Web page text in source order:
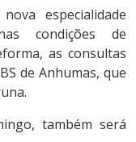
especialidade
condições de
as consultas
de Anhumas, que
também será